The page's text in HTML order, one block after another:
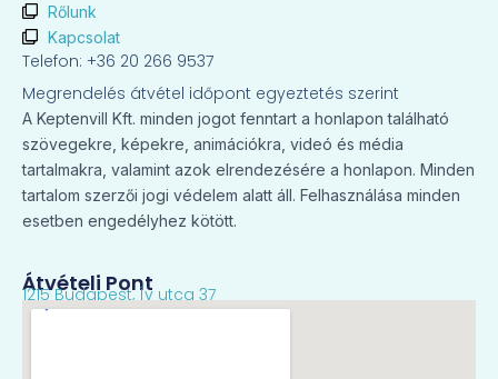
Rőlunk
Kapcsolat
Telefon: +36 20 266 9537
Megrendelés átvétel időpont egyeztetés szerint
A Keptenvill Kft. minden jogot fenntart a honlapon található
szövegekre, képekre, animációkra, videó és média
tartalmakra, valamint azok elrendezésére a honlapon. Minden
tartalom szerzői jogi védelem alatt áll. Felhasználása minden
esetben engedélyhez kötött.
Átvételi Pont
1215 Budapest, Ív utca 37